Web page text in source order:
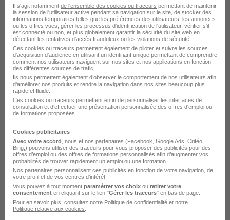
Voir l’offre
il y a 11 jours
Responsable Client H/F
Onet Propreté et Services
Dijon - 21 CDI
Voir l’offre
il y a 10 jours
Il s'agit notamment de l'ensemble des cookies ou traceurs permettant de maintenir
la session de l'utilisateur active pendant sa navigation sur le site, de stocker des
informations temporaires telles que les préférences des utilisateurs, les annonces
ou les offres vues, gérer les processus d'identification de l'utilisateur, vérifier s'il
est connecté ou non, et plus globalement garantir la sécurité du site web en
détectant les tentatives d'accès frauduleux ou les violations de sécurité.
Ces cookies ou traceurs permettent également de piloter et suivre les sources
d'acquisition d'audience en utilisant un identifiant unique permettant de comprendre
comment nos utilisateurs naviguent sur nos sites et nos applications en fonction
des différentes sources de trafic.
Ils nous permettent également d’observer le comportement de nos utilisateurs afin
d'améliorer nos produits et rendre la navigation dans nos sites beaucoup plus
rapide et fluide.
Ces cookies ou traceurs permettent enfin de personnaliser les interfaces de
consultation et d'effectuer une présentation personnalisée des offres d'emploi ou
de formations proposées.
Cookies publicitaires
Avec votre accord , nous et nos partenaires (Facebook, Google Ads , Critéo,
Bing,) pouvons utiliser des traceurs pour vous proposer des publicités pour des
offres d’emploi ou des offres de formations personnalisés afin d’augmenter vos
probabilités de trouver rapidement un emploi ou une formation.
Nos partenaires personnalisent ces publicités en fonction de votre navigation, de
votre profil et de vos centres d’intérêt.
Vous pouvez à tout moment paramétrer vos choix ou retirer votre
consentement en cliquant sur le lien "Gérer les traceurs" en bas de page.
Pour en savoir plus, consultez notre Politique de confidentialité et notre
Politique relative aux cookies